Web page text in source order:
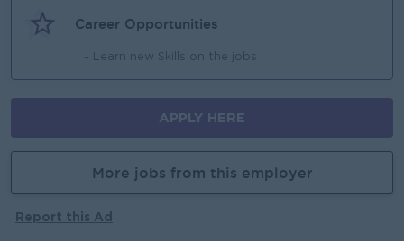
Career Opportunities
- Learn new Skills on the jobs
APPLY HERE
More jobs from this employer
Report this Ad